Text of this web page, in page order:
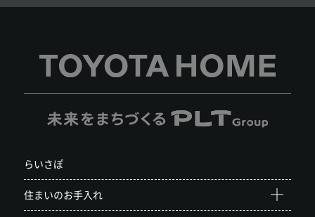
らいさぽ
住まいのお手入れ